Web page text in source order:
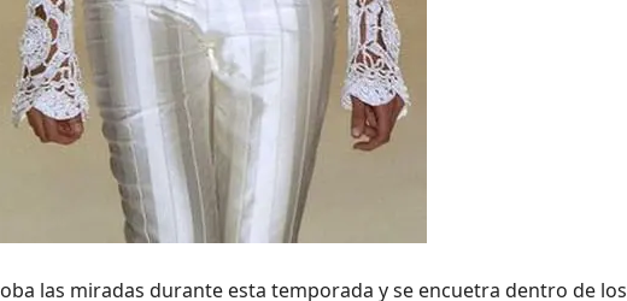
las miradas durante esta temporada y se encuetra dentro de los